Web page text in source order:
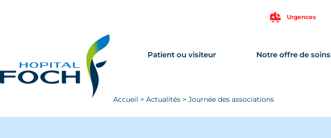
Urgences
Patient ou visiteur Notre offre de soins
Accueil > Actualités > Journée des associations